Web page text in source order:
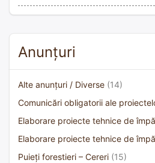
Anunțuri
Alte anunțuri / Diverse (14)
Comunicări obligatorii ale
Elaborare proiecte tehnice de
Elaborare proiecte tehnice de
Puieți forestieri – Cereri (15)